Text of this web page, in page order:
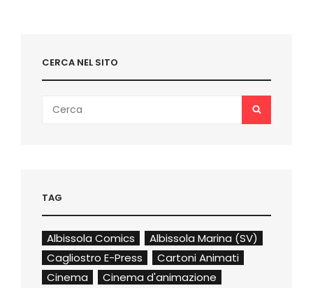
CERCA NEL SITO
for:
SEARCH
TAG
Albissola Comics
Albissola Marina (SV)
Cagliostro E-Press
Cartoni Animati
Cinema
Cinema d'animazione